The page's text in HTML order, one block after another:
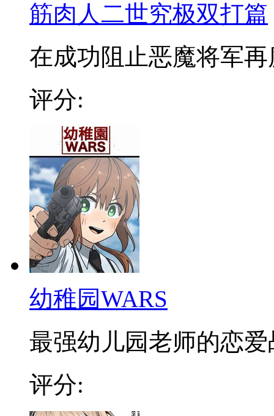
筋肉人二世究极双打篇
在成功阻止恶魔将军再
评分:
幼稚园WARS
最强幼儿园老师的恋爱
评分: